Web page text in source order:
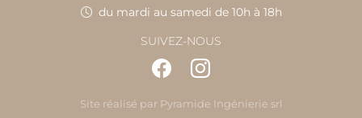
du mardi au samedi de 10h à 18h
SUIVEZ-NOUS
Site réalisé par Pyramide Ingénierie srl